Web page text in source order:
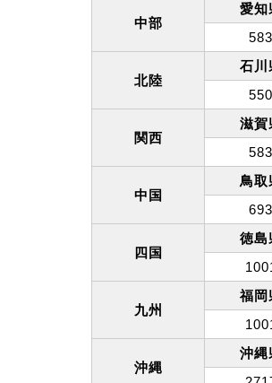
中部
愛知
583
北陸
石川
550
関西
滋賀
583
中国
鳥取
693
四国
徳島
九州
福岡
沖縄
沖縄